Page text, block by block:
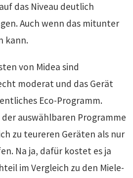
das Niveau deutlich
Auch wenn das mitunter
kann.
von Midea sind
moderat und das Gerät
Eco-Programm.
auswählbaren Programme
zu teureren Geräten als nur
Na ja, dafür kostet es ja
im Vergleich zu den Miele-